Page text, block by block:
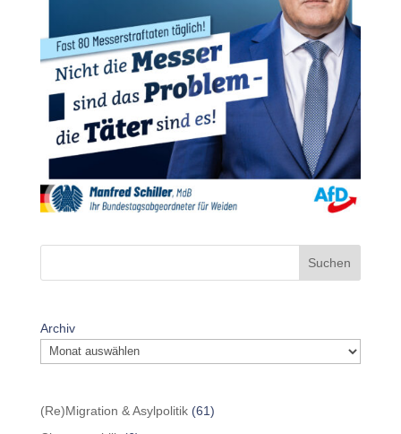
Suchen
Archiv
(Re)Migration & Asylpolitik(61)